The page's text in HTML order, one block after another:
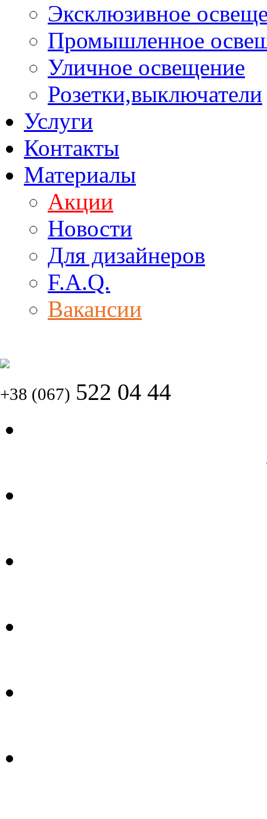
Эксклюзивное
Промышленное
Уличное освещение
Розетки,выключатели
Услуги
Контакты
Материалы
Акции
Новости
Для дизайнеров
F.A.Q.
Вакансии
+38 (067) 522 04 44